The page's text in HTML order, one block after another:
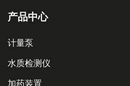
产品中心
计量泵
水质检测仪
加药装置